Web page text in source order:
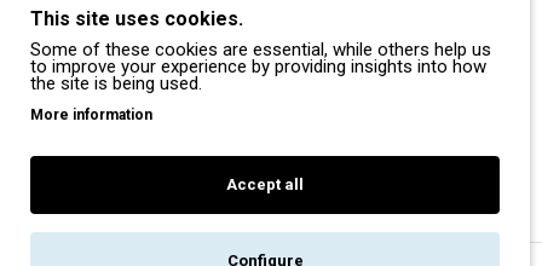
Payper
Dike
Coverguard
Portwest
Exena
This site uses cookies.
Some of these cookies are essential, while others help us
to improve your experience by providing insights into how
the site is being used.
More information
Accept all
Configure